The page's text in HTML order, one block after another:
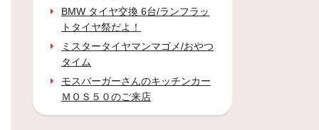
BMW タイヤ交換 6台/ランフラッ
トタイヤ祭だよ！
ミスタータイヤマンマゴメ/おやつ
タイム
モスバーガーさんのキッチンカー
ＭＯＳ５０のご来店